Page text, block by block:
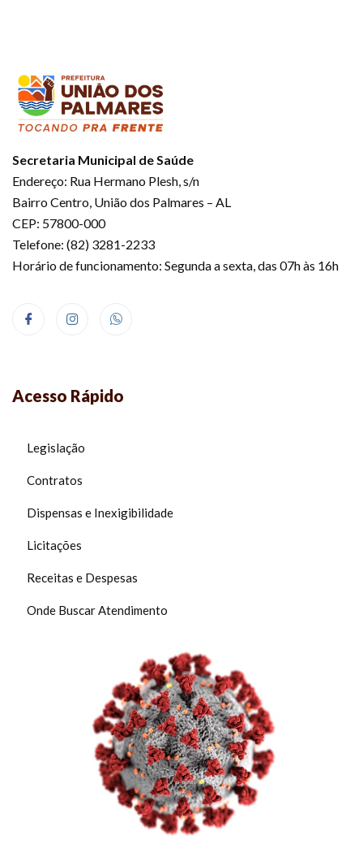
Secretaria Municipal de Saúde
Endereço: Rua Hermano Plesh, s/n
Bairro Centro, União dos Palmares – AL
CEP: 57800-000
Telefone: (82) 3281-2233
Horário de funcionamento: Segunda a sexta, das 07h às 16h
Acesso Rápido
Legislação
Contratos
Dispensas e Inexigibilidade
Licitações
Receitas e Despesas
Onde Buscar Atendimento